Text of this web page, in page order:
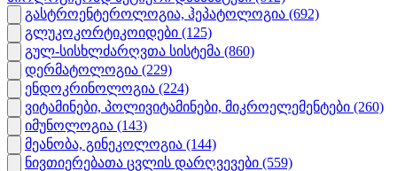
გასტროენტეროლოგია, ჰეპატოლოგია (692)
გლუკოკორტიკოიდები (125)
გულ-სისხლძარღვთა სისტემა (860)
დერმატოლოგია (229)
ენდოკრინოლოგია (224)
ვიტამინები, პოლივიტამინები, მიკროელემენტები (260)
იმუნოლოგია (143)
მეანობა, გინეკოლოგია (144)
ნივთიერებათა ცვლის დარღვევები (559)